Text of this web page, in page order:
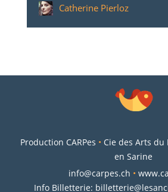
Catherine Pierloz
Production CARPes • Cie des Arts du
en Sarine
info@carpes.ch •
Info Billetterie: